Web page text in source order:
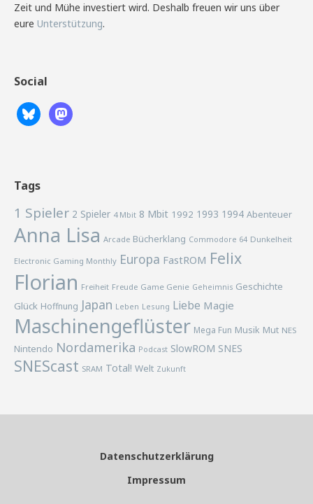
Zeit und Mühe investiert wird. Deshalb freuen wir uns über
eure Unterstützung.
Social
Tags
1 Spieler 2 Spieler 4 Mbit 8 Mbit 1992 1993 1994 Abenteuer
Anna Lisa Arcade Bücherklang Commodore 64 Dunkelheit
Electronic Gaming Monthly Europa FastROM Felix
Florian Freiheit Freude Game Genie Geheimnis Geschichte
Glück Hoffnung Japan Leben Lesung Liebe Magie
Maschinengeflüster Mega Fun Musik Mut NES
Nintendo Nordamerika Podcast SlowROM SNES
SNEScast SRAM Total! Welt Zukunft
Datenschutzerklärung
Impressum